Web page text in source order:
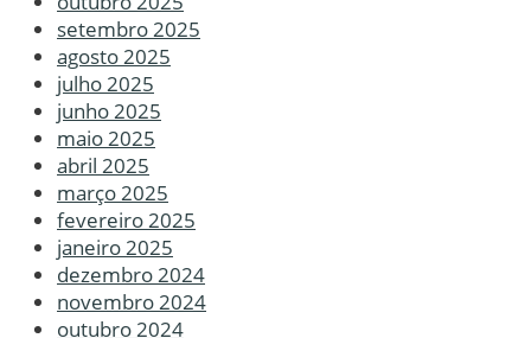
setembro 2025
agosto 2025
julho 2025
junho 2025
maio 2025
abril 2025
março 2025
fevereiro 2025
janeiro 2025
dezembro 2024
novembro 2024
outubro 2024